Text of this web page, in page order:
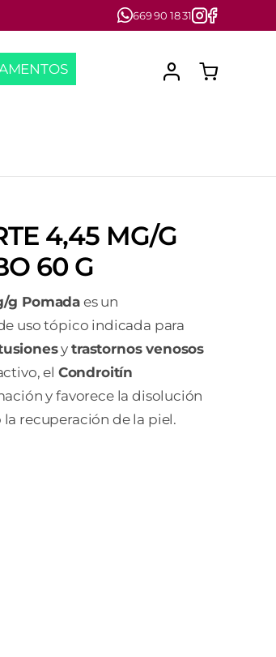
669 90 18 31
4,45 MG/G
60 G
g Pomada es un
uso tópico indicada para
ytrastornos venosos
el Condroitín
y favorece la disolución
recuperación de la piel.